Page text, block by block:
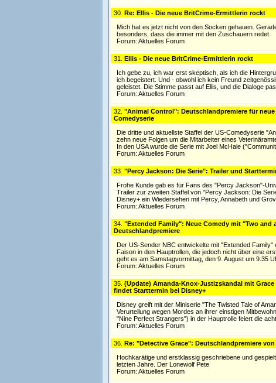
30. Re: Ellis - Die neue BritCrime-Ermittlerin rockt
Mich hat es jetzt nicht von den Socken gehauen.
besonders, dass die immer mit den Zuschauern redet.
Forum: Aktuelles Forum
31. Ellis - Die neue BritCrime-Ermittlerin rockt
Ich gebe zu, ich war erst skeptisch, als ich die
ich begeistert. Und - obwohl ich kein Freund
geleistet. Die Stimme passt auf Ellis, und die Dialoge
Forum: Aktuelles Forum
32. "Animal Control": Deutschlandpremiere für
Comedyserie
Die dritte und aktuellste Staffel der US-Comedyserie
zehn neue Folgen um die Mitarbeiter eines
In den USA wurde die Serie mit Joel McHale
Forum: Aktuelles Forum
33. "Percy Jackson: Die Serie": Trailer und
Frohe Kunde gab es für Fans des "Percy Jackson"-
Trailer zur zweiten Staffel von "Percy Jackson: Die
Disney+ ein Wiedersehen mit Percy, Annabeth und
Forum: Aktuelles Forum
34. "Extended Family": Neue Comedy mit "Two and
Deutschlandpremiere
Der US-Sender NBC entwickelte mit "Extended
Faison in den Hauptrollen, die jedoch nicht über eine
geht es am Samstagvormittag, den 9. August um 9.35
Forum: Aktuelles Forum
35. (Update) Amanda-Knox-Justizskandal mit Grace
findet Starttermin bei Disney+
Disney greift mit der Miniserie "The Twisted Tale of
Verurteilung wegen Mordes an ihrer einstigen
"Nine Perfect Strangers") in der Hauptrolle feiert die
Forum: Aktuelles Forum
36. Re: "Detective Grace": Deutschlandpremiere
Hochkarätige und erstklassig geschriebene und
letzten Jahre. Der Lonewolf Pete
Forum: Aktuelles Forum